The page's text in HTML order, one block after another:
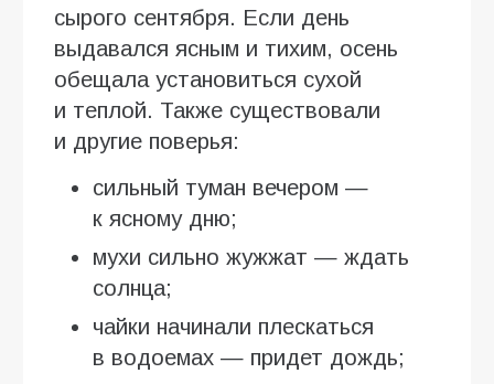
сырого сентября. Если день
выдавался ясным и тихим, осень
обещала установиться сухой
и теплой. Также существовали
и другие поверья:
сильный туман вечером —
к ясному дню;
мухи сильно жужжат — ждать
солнца;
чайки начинали плескаться
в водоемах — придет дождь;